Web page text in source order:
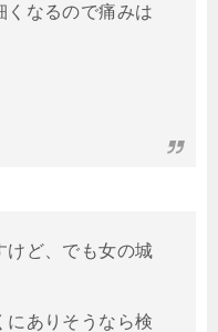
くなるので痛みは
けど、でも女の城
にありそうなら検